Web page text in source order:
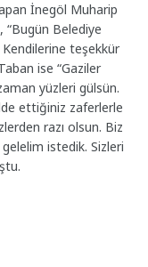
İnegöl Muharip
“Bugün Belediye
Kendilerine teşekkür
ise “Gaziler
yüzleri gülsün.
ettiğiniz zaferlerle
razı olsun. Biz
istedik. Sizleri